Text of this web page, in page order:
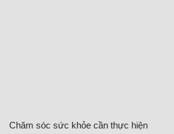
Chăm sóc sức khỏe cần thực hiện